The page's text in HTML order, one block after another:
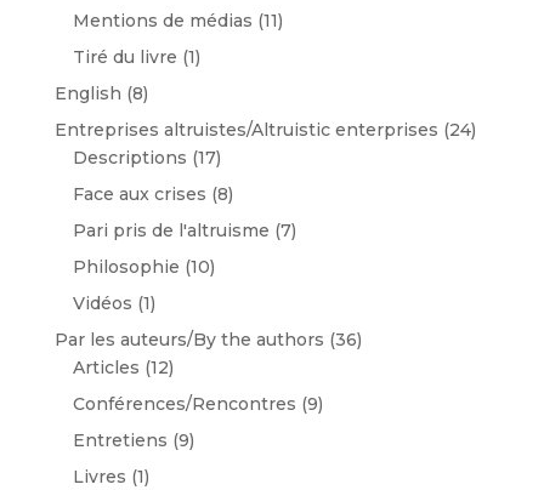
Mentions de médias (11)
Tiré du livre (1)
English (8)
Entreprises altruistes/Altruistic enterprises (24)
Descriptions (17)
Face aux crises (8)
Pari pris de l'altruisme (7)
Philosophie (10)
Vidéos (1)
Par les auteurs/By the authors (36)
Articles (12)
Conférences/Rencontres (9)
Entretiens (9)
Livres (1)